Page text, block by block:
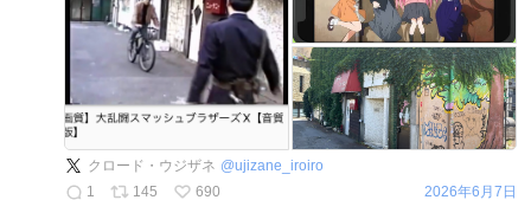
クロード・ウジザネ @ujizane_iroiro
1
145 690 2026年6月7日